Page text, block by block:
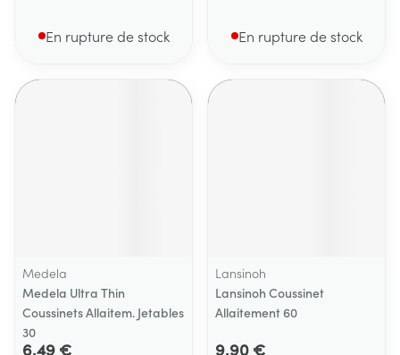
En rupture de stock En rupture de stock
Medela
Medela Ultra Thin
Coussinets Allaitem. Jetables
30
6,49 €
Lansinoh
Lansinoh Coussinet
Allaitement 60
9,90 €